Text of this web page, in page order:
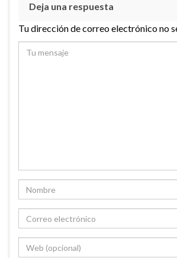
Deja una respuesta
Tu dirección de correo electrónico no